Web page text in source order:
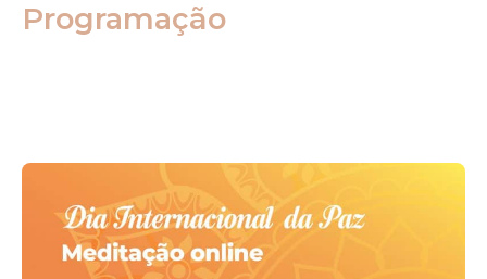
Programação